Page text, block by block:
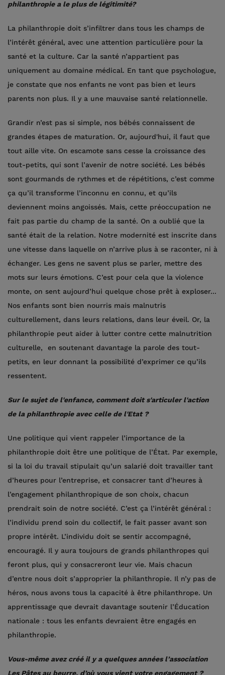
philanthropie a le plus de légitimité?
La philanthropie doit s’infiltrer dans tous les champs de
l’intérêt général, avec une attention particulière pour la
santé et la culture. Car la santé n’appartient pas
uniquement au domaine médical. En tant que psychologue,
je constate que nos enfants ne vont pas bien et leurs
parents non plus. Il y a une mauvaise santé relationnelle.
Grandir n’est pas si simple, nos bébés connaissent de
grandes étapes de maturation. Or, aujourd'hui, il faut que
tout aille vite. On escamote sans cesse la croissance des
tout-petits, qui sont l’avenir de notre société. Les bébés
sont gourmands de rythmes et de répétitions, c’est comme
ça qu’il transforme l’inconnu en connu, et qu’ils
deviennent moins angoissés. Mais, cette préoccupation ne
fait pas partie du champ de la santé. On a oublié que la
santé était de la relation. Notre modernité est inscrite dans
une vitesse dans laquelle on n’arrive plus à se raconter, ni à
échanger. Les gens ne savent plus se parler, mettre des
mots sur leurs émotions. C’est pour cela que la violence
monte, on sent aujourd’hui quelque chose prêt à exploser...
Nos enfants sont bien nourris mais malnutris
culturellement, dans leurs relations, dans leur éveil. Or, la
philanthropie peut aider à lutter contre cette malnutrition
culturelle, en soutenant davantage la parole des tout-
petits, en leur donnant la possibilité d’exprimer ce qu’ils
ressentent.
Sur le sujet de l'enfance, comment doit s'articuler l'action
de la philanthropie avec celle de l'Etat ?
Une politique qui vient rappeler l’importance de la
philanthropie doit être une politique de l’État. Par exemple,
si la loi du travail stipulait qu’un salarié doit travailler tant
d’heures pour l’entreprise, et consacrer tant d’heures à
l’engagement philanthropique de son choix, chacun
prendrait soin de notre société. C’est ça l’intérêt général :
l’individu prend soin du collectif, le fait passer avant son
propre intérêt. L’individu doit se sentir accompagné,
encouragé. Il y aura toujours de grands philanthropes qui
feront plus, qui y consacreront leur vie. Mais chacun
d’entre nous doit s’approprier la philanthropie. Il n’y pas de
héros, nous avons tous la capacité à être philanthrope. Un
apprentissage que devrait davantage soutenir l’Éducation
nationale : tous les enfants devraient être engagés en
philanthropie.
Vous-même avez créé il y a quelques années l’association
Les Pâtes au beurre, d’où vous vient votre engagement ?